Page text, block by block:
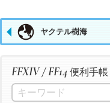
ヤクテル樹海
FFXIV / FF14 便利手帳